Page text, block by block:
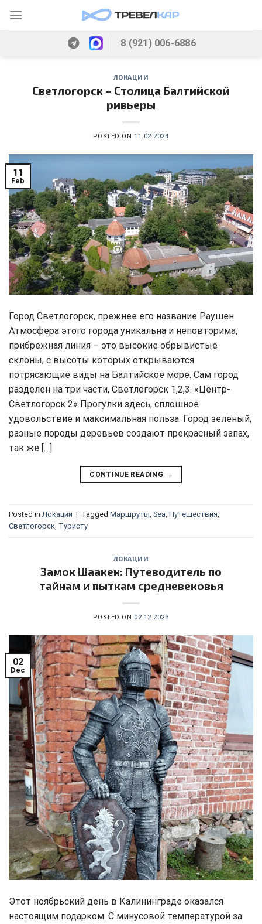
8 (921) 006-6886
ЛОКАЦИИ
Светлогорск – Столица Балтийской
ривьеры
POSTED ON 11.02.2024
11
Feb
Город Светлогорск, прежнее его название Раушен
Атмосфера этого города уникальна и неповторима,
прибрежная линия – это высокие обрывистые
склоны, с высоты которых открываются
потрясающие виды на Балтийское море. Сам город
разделен на три части, Светлогорск 1,2,3. «Центр-
Светлогорск 2» Прогулки здесь, сплошное
удовольствие и максимальная польза. Город зеленый,
разные породы деревьев создают прекрасный запах,
так же […]
CONTINUE READING →
Posted in Локации | Tagged Маршруты, Sea, Путешествия,
Светлогорск, Туристу
ЛОКАЦИИ
Замок Шаакен: Путеводитель по
тайнам и пыткам средневековья
POSTED ON 02.12.2023
02
Dec
Этот ноябрьский день в Калининграде оказался
настоящим подарком. С минусовой температурой за